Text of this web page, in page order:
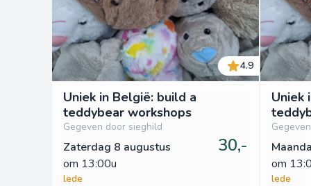
4.9
Uniek in België: build a
teddybear workshops
Gegeven door sieghild
Zaterdag 8 augustus
om 13:00u
30,-
lede
Uniek
om
lede